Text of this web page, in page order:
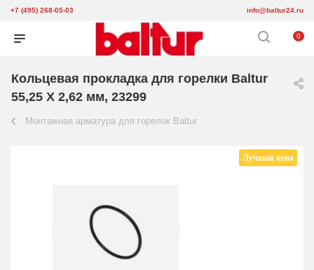
+7 (495) 268-05-03 info@baltur24.ru
0
Кольцевая прокладка для горелки Baltur
55,25 X 2,62 мм, 23299
Монтажная арматура для горелок Baltur
Лучшая цена